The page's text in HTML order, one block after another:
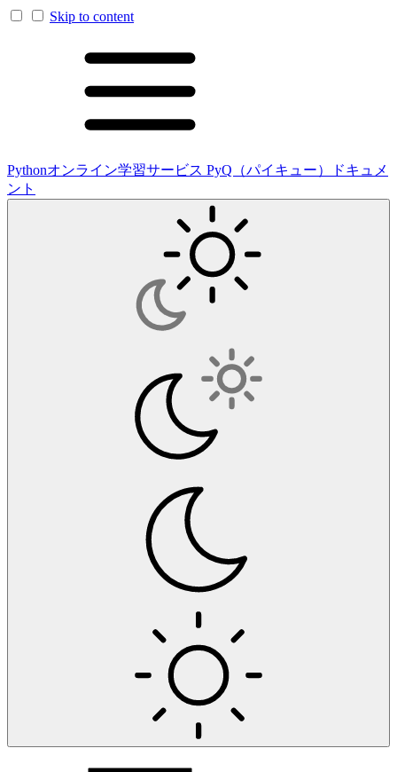
Skip to content
Pythonオンライン学習サービス PyQ（パイキュー）ドキュメ
ント